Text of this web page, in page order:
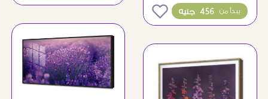
المودرن
456 جنيه يبدأ من 0